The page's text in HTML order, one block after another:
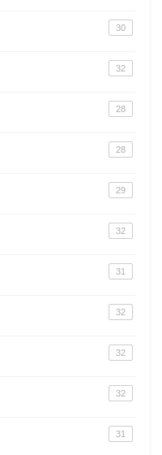
30
32
28
28
29
32
31
32
32
32
31